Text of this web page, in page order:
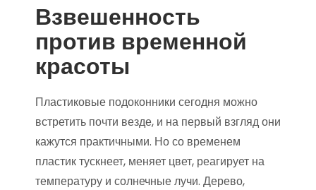
Взвешенность
против временной
красоты
Пластиковые подоконники сегодня можно
встретить почти везде, и на первый взгляд они
кажутся практичными. Но со временем
пластик тускнеет, меняет цвет, реагирует на
температуру и солнечные лучи. Дерево,